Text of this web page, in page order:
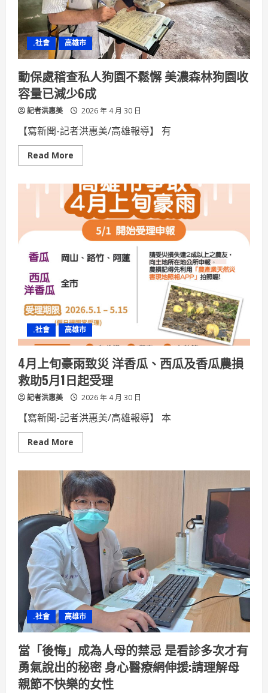
青
年
壯
遊
實
踐
「永
續
×
餐
旅」
域
動
力
.社會 高雄市
動保處稽查私人狗園不鬆懈 美濃森林狗園收
容量已減少6成
記者洪惠美 2026 年 4 月 30 日
【寫新聞-記者洪惠美/高雄報導】 有
Read More
more
處
稽
查
人
不
鬆
美
濃
林
狗
園
收
容
量
已
減
少
6
成
.社會 高雄市
4月上旬豪雨致災 洋香瓜、西瓜及香瓜農損
救助5月1日起受理
記者洪惠美 2026 年 4 月 30 日
【寫新聞-記者洪惠美/高雄報導】 本
Read More
more
月
上
旬
豪
雨
致
災
洋
香
瓜、
西
瓜
及
香
瓜
農
損
救
助
5
日
起
受
理
.社會 高雄市
當「後悔」成為人母的禁忌 是看診多次才有
勇氣說出的秘密 身心醫療網伸援:請理解母
親節不快樂的女性